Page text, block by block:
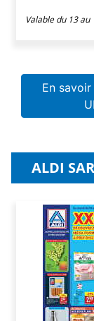
Valable du 13 au
En
ALDI